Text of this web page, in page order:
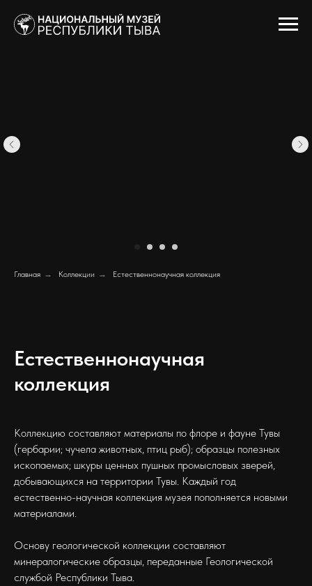
Главная → Коллекции → Естественнонаучная коллекция
Естественнонаучная
коллекция
Коллекцию составляют материалы по флоре и фауне Тувы
(гербарии; чучела животных, птиц рыб); образцы полезных
ископаемых; шкуры ценных пушных промысловых зверей,
добывающихся на территории Тувы. Каждый год
естественно-научная коллекция музея пополняется новыми
материалами.
Основу геологической коллекции составляют
минералогические образцы, переданные Геологической
службой Республики Тыва.